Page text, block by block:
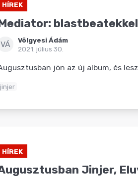
HÍREK
VÁ
Völgyesi Ádám
2021. július 30.
jön az új album, és
jinjer
HÍREK
Jinjer,